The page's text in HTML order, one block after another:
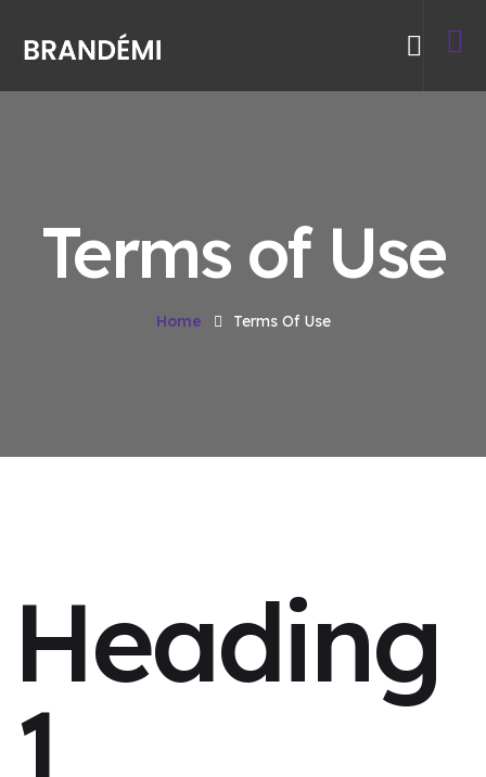
Terms of Use
Home Terms Of Use
Heading
1